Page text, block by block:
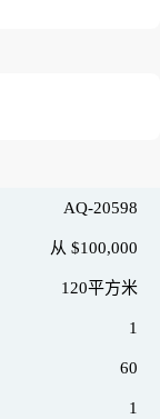
AQ-20598
从 $100,000
120平方米
1
60
1